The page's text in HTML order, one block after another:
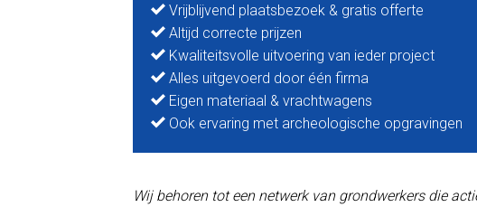
Vrijblijvend plaatsbezoek & gratis offerte
Altijd correcte prijzen
Kwaliteitsvolle uitvoering van ieder project
Alles uitgevoerd door één firma
Eigen materiaal & vrachtwagens
Ook ervaring met archeologische opgravingen
Wij behoren tot een netwerk van grondwerkers die